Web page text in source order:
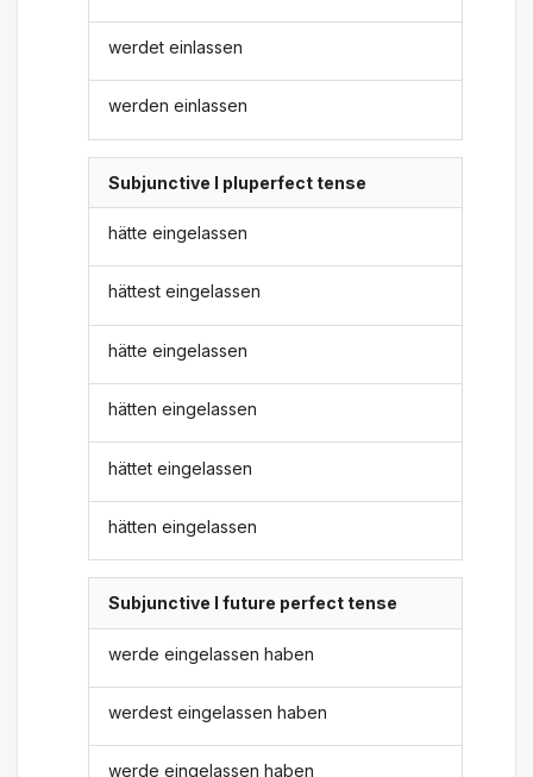
werdet einlassen
werden einlassen
Subjunctive I pluperfect tense
hätte eingelassen
hättest eingelassen
hätte eingelassen
hätten eingelassen
hättet eingelassen
hätten eingelassen
Subjunctive I future perfect tense
werde eingelassen haben
werdest eingelassen haben
werde eingelassen haben